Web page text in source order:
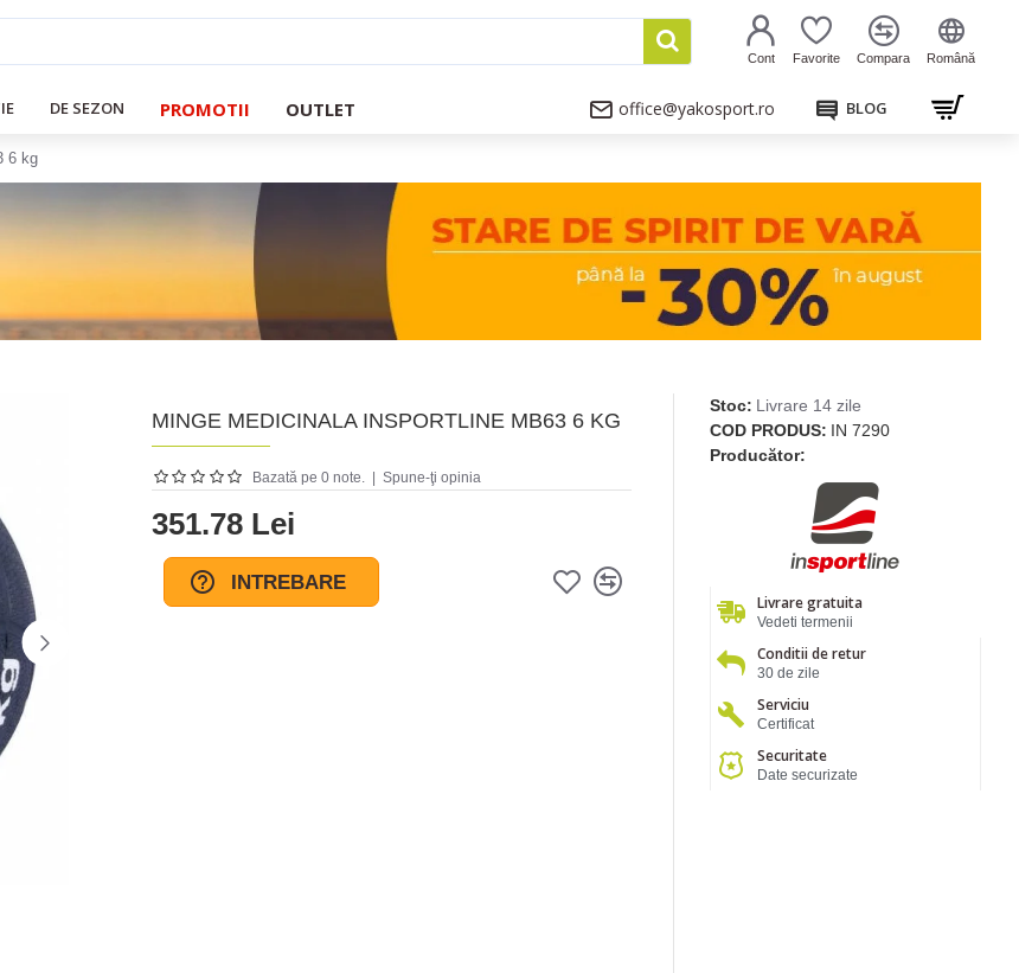
Cont Favorite Compara Română
DE SEZON PROMOTII OUTLET office@yakosport.ro BLOG
6 kg
MINGE MEDICINALA INSPORTLINE MB63 6 KG
Bazată pe 0 note. Spune-ţi opinia
351.78 Lei
INTREBARE
Stoc: Livrare 14 zile
COD PRODUS: IN 7290
Producător:
Livrare gratuita
Vedeti termenii
Conditii de retur
30 de zile
Serviciu
Certificat
Securitate
Date securizate